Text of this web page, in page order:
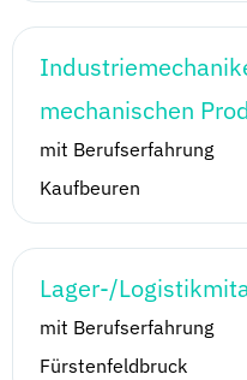
mechanischen
mit Berufserfahrung
Kaufbeuren
Lager-/
mit Berufserfahrung
Fürstenfeldbruck